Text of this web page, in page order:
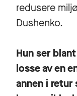
redusere
Dushenko.
Hun ser
losse av en
annen i